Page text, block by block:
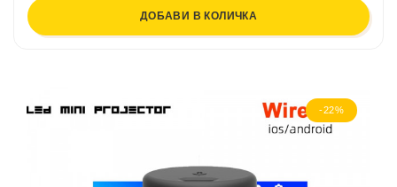
ДОБАВИ В КОЛИЧКА
-22%